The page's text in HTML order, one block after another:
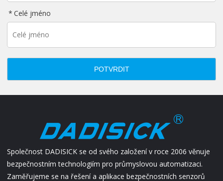
Celé jméno
POTVRDIT
Společnost DADISICK se od svého založení v roce 2006 věnuje
bezpečnostním technologiím pro průmyslovou automatizaci.
Zaměřujeme se na řešení a aplikace bezpečnostních senzorů